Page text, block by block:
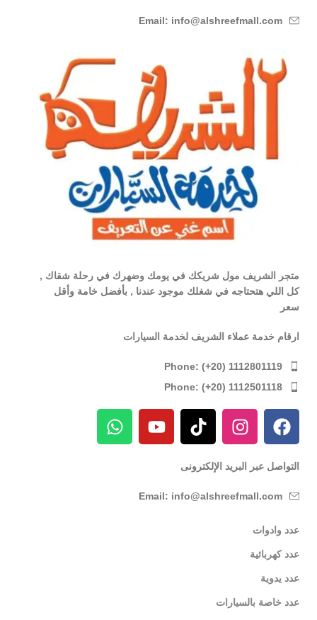
Email: info@alshreefmall.com
متجر الشريف مول شريكك في يومك وضهرك في رحلة شقاك ,
كل اللي هتحتاجه في شغلك موجود عندنا , بأفضل خامة وأقل
سعر
ارقام خدمة عملاء الشريف لخدمة السيارات
Phone: (+20) 1112801119
Phone: (+20) 1112501118
التواصل عبر البريد الإلكترونى
Email: info@alshreefmall.com
عدد وادوات
عدد كهربائية
عدد يدوية
عدد خاصة بالسيارات